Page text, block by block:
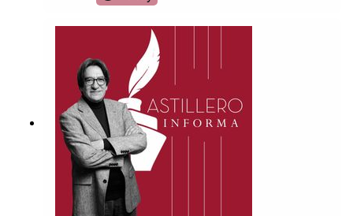
ace para hacer donaciones vía
a para hacer transferencias a cuenta BBVA a
nombre de Julio Hernández López:
1539408017CLABE: 012 320 01539408017
2Tienda:https://julioastillerotienda.com/